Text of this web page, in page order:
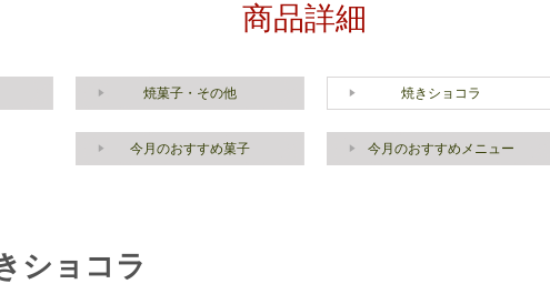
商品詳細
焼菓子・その他 焼きショコラ
今月のおすすめ菓子 今月のおすすめメニュー
ショコラ